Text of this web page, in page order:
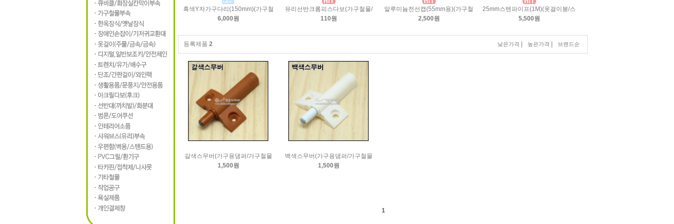
흑색Y자가구다리(150mm)(가구철
6,000원
유리선반크롬피스다보(가구철물/
110원
알루미늄전선캡(55mm용)(가구철
2,500원
25mm스텐파이프(1M)(옷걸이봉/스
5,500원
등록제품 2 낮은가격 | 높은가격 | 브랜드순
갈색스무버(가구용댐퍼/가구철물
1,500원
백색스무버(가구용댐퍼/가구철물
1,500원
1